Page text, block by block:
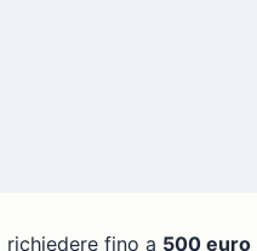
fino a 500 euro